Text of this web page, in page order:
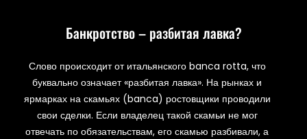
Банкротство – разбитая лавка?
Слово происходит от итальянского banca rotta, что
буквально означает «разбитая лавка». На рынках и
ярмарках на скамьях (banca) ростовщики проводили
свои сделки. Если владелец такой скамьи не мог
отвечать по обязательствам, его скамью разбивали, а